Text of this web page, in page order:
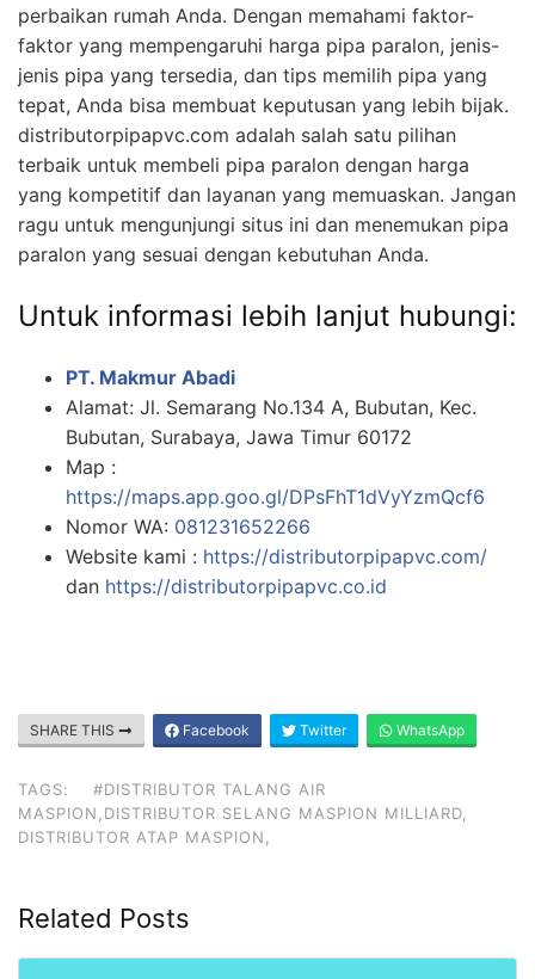
perbaikan rumah Anda. Dengan memahami faktor-
faktor yang mempengaruhi harga pipa paralon, jenis-
jenis pipa yang tersedia, dan tips memilih pipa yang
tepat, Anda bisa membuat keputusan yang lebih bijak.
distributorpipapvc.com adalah salah satu pilihan
terbaik untuk membeli pipa paralon dengan harga
yang kompetitif dan layanan yang memuaskan. Jangan
ragu untuk mengunjungi situs ini dan menemukan pipa
paralon yang sesuai dengan kebutuhan Anda.
Untuk informasi lebih lanjut hubungi:
PT. Makmur Abadi
Alamat: Jl. Semarang No.134 A, Bubutan, Kec.
Bubutan, Surabaya, Jawa Timur 60172
Map :
https://maps.app.goo.gl/DPsFhT1dVyYzmQcf6
Nomor WA: 081231652266
Website kami : https://distributorpipapvc.com/
dan https://distributorpipapvc.co.id
SHARE THIS Facebook Twitter WhatsApp
TAGS:
#DISTRIBUTOR TALANG AIR
MASPION,DISTRIBUTOR SELANG MASPION MILLIARD,
DISTRIBUTOR ATAP MASPION,
Related Posts